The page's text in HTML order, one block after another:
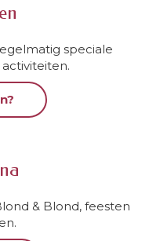
speciale
& Blond, feesten